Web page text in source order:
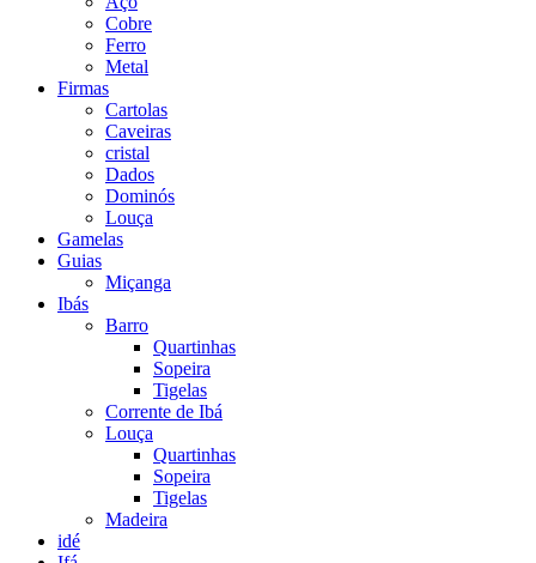
Cobre
Ferro
Metal
Firmas
Cartolas
Caveiras
cristal
Dados
Dominós
Louça
Gamelas
Guias
Miçanga
Ibás
Barro
Quartinhas
Sopeira
Tigelas
Corrente de Ibá
Louça
Quartinhas
Sopeira
Tigelas
Madeira
idé